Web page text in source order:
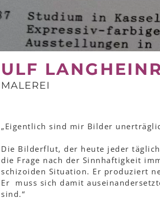
ULF
MALEREI
„Eigentlich sind mir Bilder
Die Bilderflut, der heute jeder
die Frage nach der Sinnhaftigkeit
schizoiden Situation. Er produziert
Er muss sich damit
sind.“